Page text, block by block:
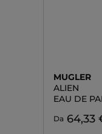
MUGLER
ALIEN
EAU DE
Da 64,33